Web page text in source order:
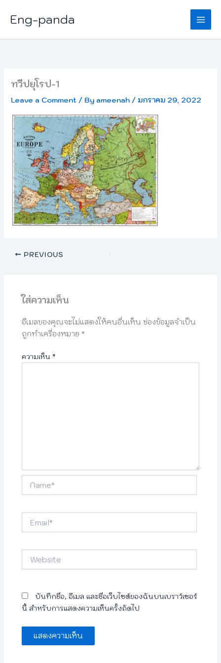
content
Eng-panda
ทวีปยุโรป-1
Leave a Comment / By ameenah/ มกราคม 29, 2022
PREVIOUS
ใส่ความเห็น
อีเมลของคุณจะไม่แสดงให้คนอื่นเห็น ช่องข้อมูลจำเป็น
ถูกทำเครื่องหมาย *
ความเห็น *
บันทึกชื่อ, อีเมล และชื่อเว็บไซต์ของฉันบนเบราว์เซอร์
นี้ สำหรับการแสดงความเห็นครั้งถัดไป